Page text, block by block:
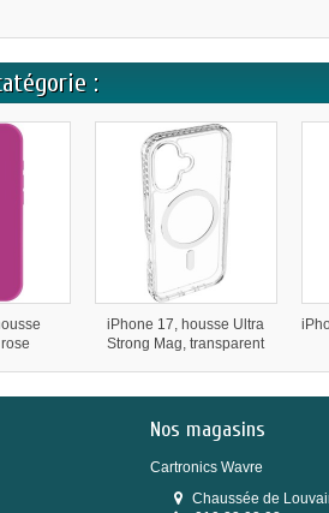
:
iPhone 17, housse Ultra
Strong Mag, transparent
Nos magasins
Cartronics Wavre
Chaussée de